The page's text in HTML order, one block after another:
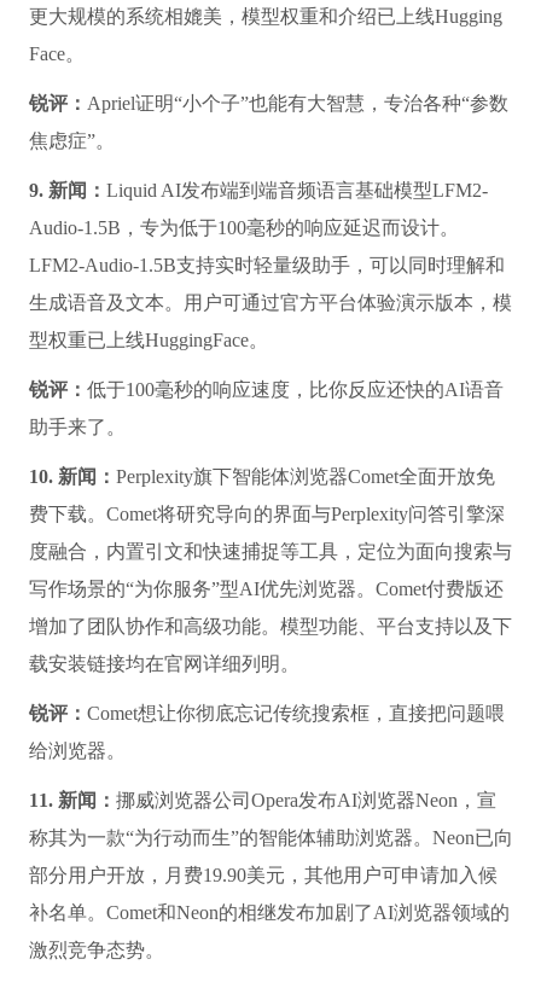
更大规模的系统相媲美，模型权重和介绍已上线Hugging
Face。
锐评： Apriel证明“小个子”也能有大智慧，专治各种“参数
焦虑症”。
9. 新闻： Liquid AI发布端到端音频语言基础模型LFM2-
Audio-1.5B，专为低于100毫秒的响应延迟而设计。
LFM2-Audio-1.5B支持实时轻量级助手，可以同时理解和
生成语音及文本。用户可通过官方平台体验演示版本，模
型权重已上线HuggingFace。
锐评： 低于100毫秒的响应速度，比你反应还快的AI语音
助手来了。
10. 新闻： Perplexity旗下智能体浏览器Comet全面开放免
费下载。Comet将研究导向的界面与Perplexity问答引擎深
度融合，内置引文和快速捕捉等工具，定位为面向搜索与
写作场景的“为你服务”型AI优先浏览器。Comet付费版还
增加了团队协作和高级功能。模型功能、平台支持以及下
载安装链接均在官网详细列明。
锐评： Comet想让你彻底忘记传统搜索框，直接把问题喂
给浏览器。
11. 新闻： 挪威浏览器公司Opera发布AI浏览器Neon，宣
称其为一款“为行动而生”的智能体辅助浏览器。Neon已向
部分用户开放，月费19.90美元，其他用户可申请加入候
补名单。Comet和Neon的相继发布加剧了AI浏览器领域的
激烈竞争态势。